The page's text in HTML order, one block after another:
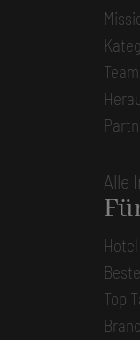
Team
Alle
Top